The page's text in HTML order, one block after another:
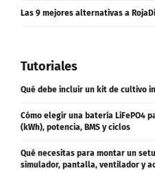
Las 9 mejores alternativas a
Tutoriales
Qué debe incluir un kit de cultivo
Cómo elegir una batería LiFePO4
(kWh), potencia, BMS y ciclos
Qué necesitas para montar un
simulador, pantalla, ventilador y